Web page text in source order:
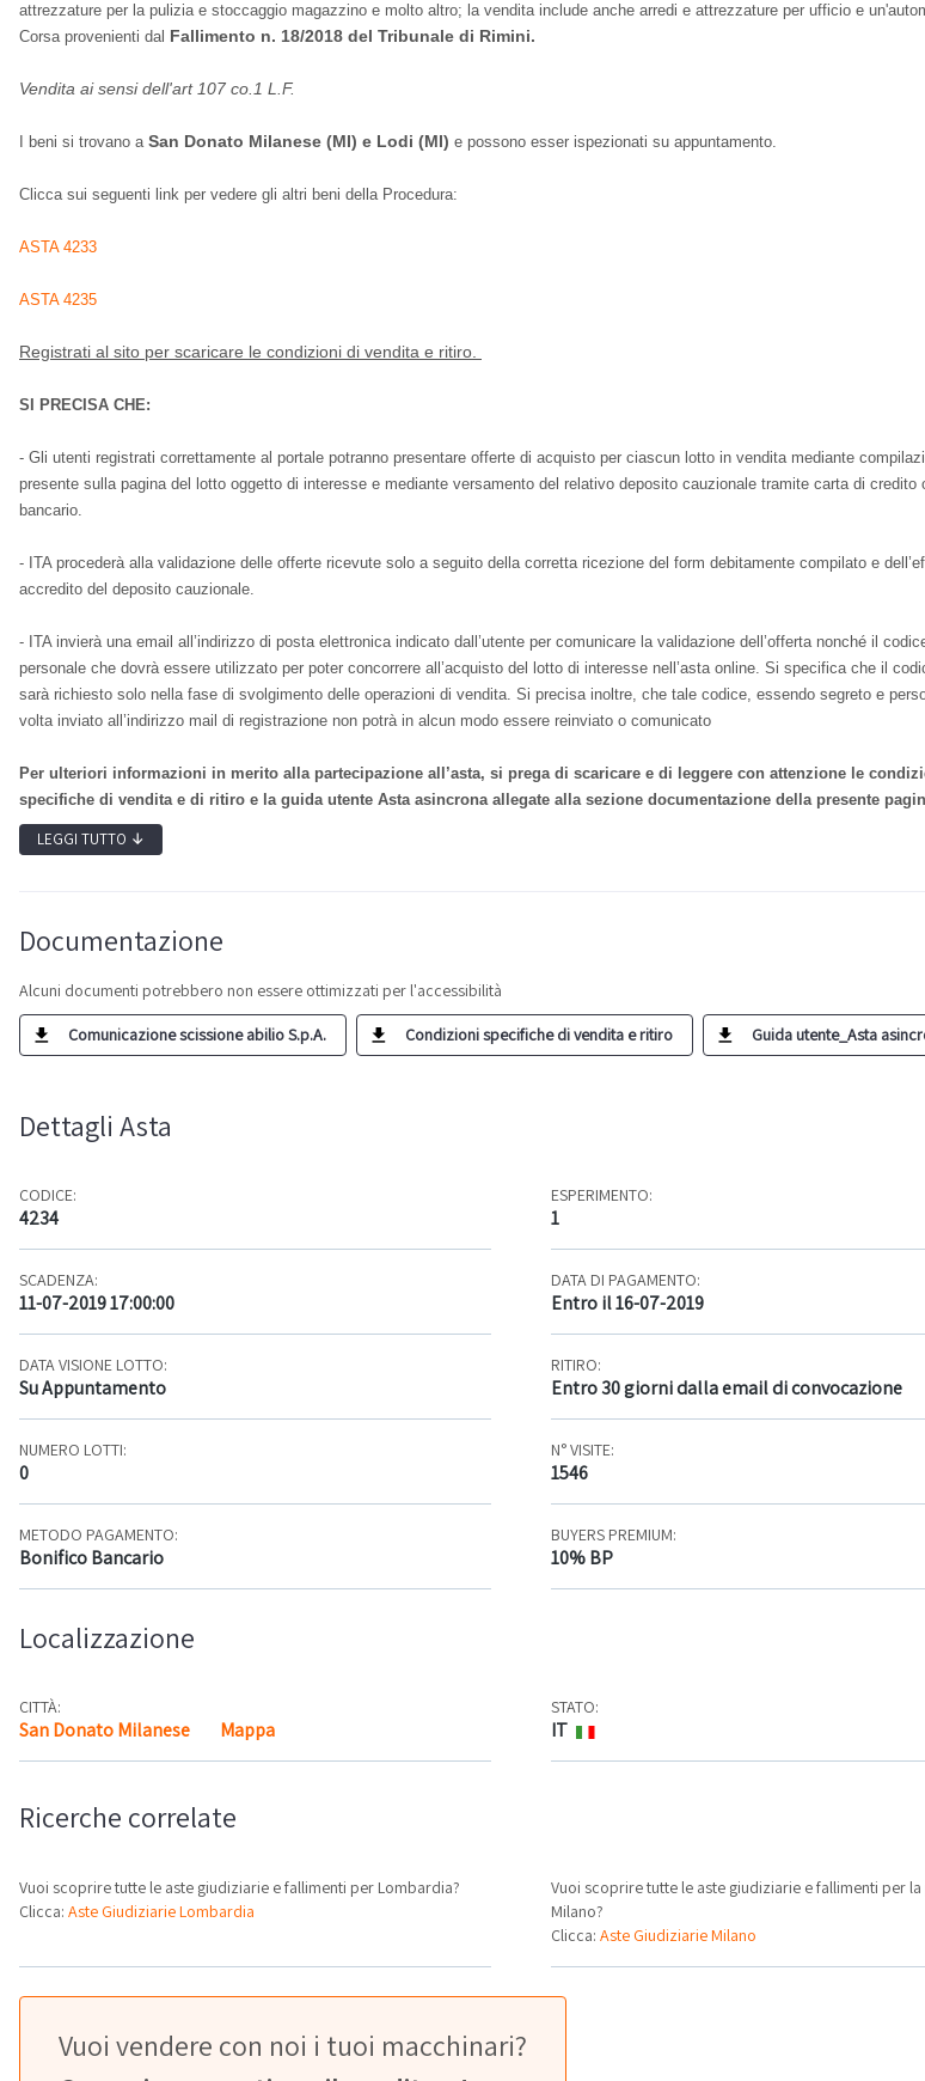
attrezzature per la pulizia e stoccaggio magazzino e molto altro; la vendita include anche arredi e attrezzature per ufficio e
Corsa provenienti dal Fallimento n. 18/2018 del Tribunale di Rimini.
Vendita ai sensi dell'art 107 co.1 L.F.
I beni si trovano a San Donato Milanese (MI) e Lodi (MI) e possono esser ispezionati su appuntamento.
Clicca sui seguenti link per vedere gli altri beni della Procedura:
ASTA 4233
ASTA 4235
Registrati al sito per scaricare le condizioni di vendita e ritiro.
SI PRECISA CHE:
- Gli utenti registrati correttamente al portale potranno presentare offerte di acquisto per ciascun lotto in vendita mediante
presente sulla pagina del lotto oggetto di interesse e mediante versamento del relativo deposito cauzionale tramite carta di credito
bancario.
- ITA procederà alla validazione delle offerte ricevute solo a seguito della corretta ricezione del form debitamente compilato e
accredito del deposito cauzionale.
- ITA invierà una email all’indirizzo di posta elettronica indicato dall’utente per comunicare la validazione dell’offerta nonché il
personale che dovrà essere utilizzato per poter concorrere all’acquisto del lotto di interesse nell’asta online. Si specifica che il
sarà richiesto solo nella fase di svolgimento delle operazioni di vendita. Si precisa inoltre, che tale codice, essendo segreto e
volta inviato all’indirizzo mail di registrazione non potrà in alcun modo essere reinviato o comunicato
Per ulteriori informazioni in merito alla partecipazione all’asta, si prega di scaricare e di leggere con attenzione le
specifiche di vendita e di ritiro e la guida utente Asta asincrona allegate alla sezione documentazione della presente
LEGGI TUTTO ↓
Documentazione
Alcuni documenti potrebbero non essere ottimizzati per l'accessibilità
Comunicazione scissione abilio S.p.A. Condizioni specifiche di vendita e ritiro Guida utente_Asta
Dettagli Asta
CODICE:
4234
ESPERIMENTO:
1
SCADENZA:
11-07-2019 17:00:00
DATA DI PAGAMENTO:
Entro il 16-07-2019
DATA VISIONE LOTTO:
Su Appuntamento
RITIRO:
Entro 30 giorni dalla email di convocazione
NUMERO LOTTI:
0
N° VISITE:
1546
METODO PAGAMENTO:
Bonifico Bancario
BUYERS PREMIUM:
10% BP
Localizzazione
CITTÀ:
San Donato Milanese Mappa
STATO:
IT
Ricerche correlate
Vuoi scoprire tutte le aste giudiziarie e fallimenti per Lombardia?
Clicca: Aste Giudiziarie Lombardia
Vuoi scoprire tutte le aste giudiziarie e fallimenti per
Milano?
Clicca:Aste Giudiziarie Milano
Vuoi vendere con noi i tuoi macchinari?